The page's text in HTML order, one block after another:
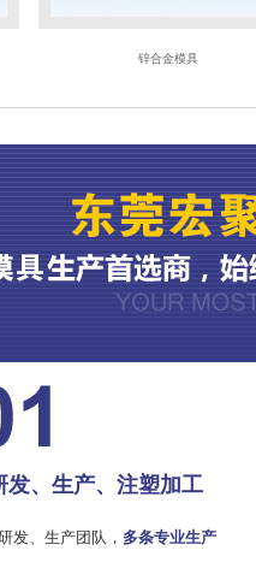
锌合金模具
发、生产、注塑加工
发、生产团队， 多条专业生产